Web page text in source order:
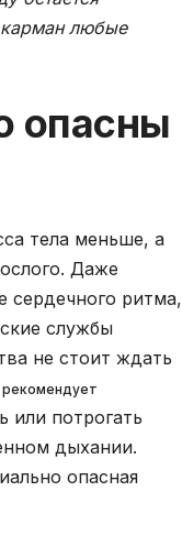
карман любые
опасны
тела меньше, а
Даже
сердечного ритма,
службы
не стоит ждать
рекомендует
или потрогать
дыхании.
опасная